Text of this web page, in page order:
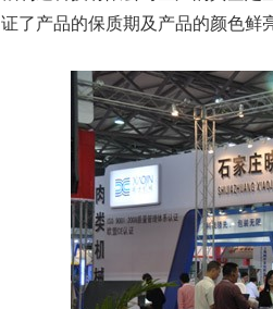
证了产品的保质期及产品的颜色鲜